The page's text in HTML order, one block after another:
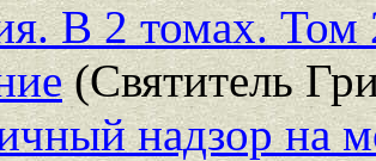
В 2 томах.
(Святитель
надзор на